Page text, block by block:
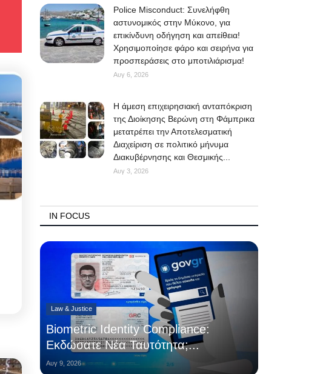
Police Misconduct: Συνελήφθη
αστυνομικός στην Μύκονο, για
επικίνδυνη οδήγηση και απείθεια!
Χρησιμοποίησε φάρο και σειρήνα για
προσπεράσεις στο μποτιλιάρισμα!
Αυγ 6, 2026
Η άμεση επιχειρησιακή ανταπόκριση
της Διοίκησης Βερώνη στη Φάμπρικα
μετατρέπει την Αποτελεσματική
Διαχείριση σε πολιτικό μήνυμα
Διακυβέρνησης και Θεσμικής...
Αυγ 3, 2026
IN FOCUS
Law & Justice
Biometric Identity Compliance:
Εκδώσατε Νέα Ταυτότητα;...
Αυγ 9, 2026